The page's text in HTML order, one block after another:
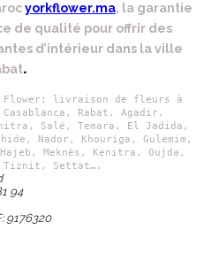
yorkflower.ma, la garantie
de qualité pour offrir des
d’intérieur dans la ville
.
Flower: livraison de fleurs à
Salé, Temara, El Jadida,
Nador, Khouriga, Gulemim,
Meknès, Kenitra, Oujda,
Tiznit, Settat….
94
9176320